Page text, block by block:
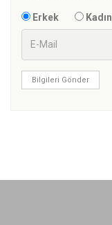
Erkek Kadın
Bilgileri Gönder